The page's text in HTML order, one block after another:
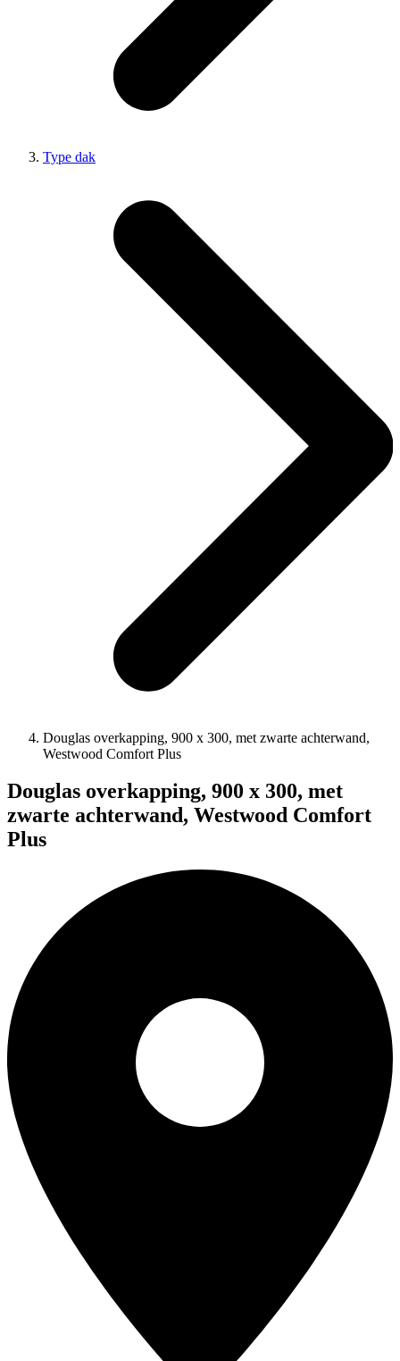
Type dak
Douglas overkapping, 900 x 300, met zwarte achterwand,
Westwood Comfort Plus
Douglas overkapping, 900 x 300, met
zwarte achterwand, Westwood Comfort
Plus